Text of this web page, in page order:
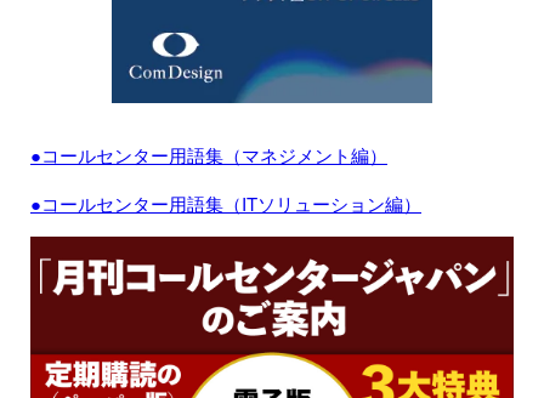
●コールセンター用語集（マネジメント編）
●コールセンター用語集（ITソリューション編）